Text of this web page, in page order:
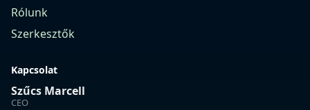
Rólunk
Szerkesztők
Kapcsolat
Szűcs Marcell
CEO